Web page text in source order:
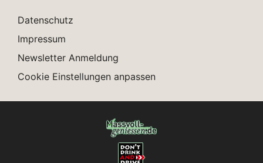
Datenschutz
Impressum
Newsletter Anmeldung
Cookie Einstellungen anpassen